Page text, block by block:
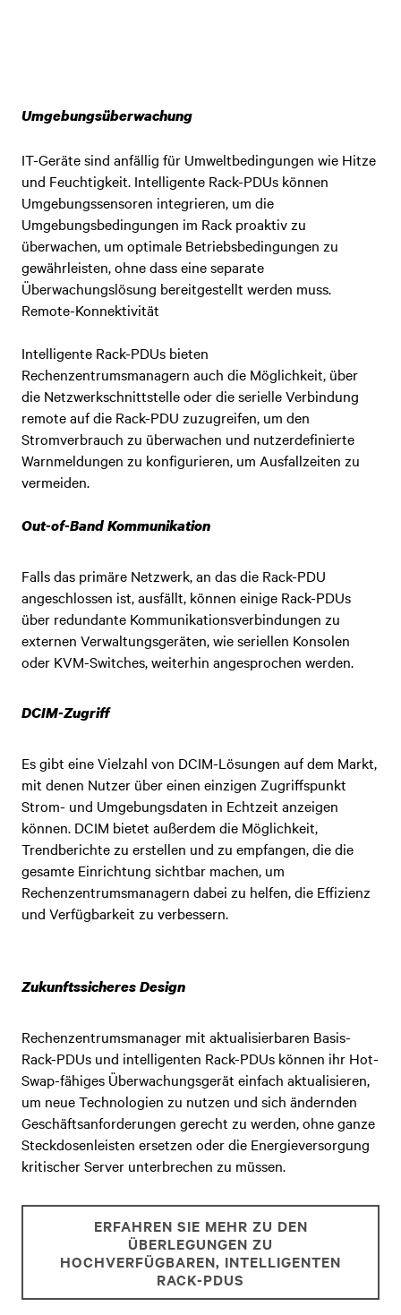
Umgebungsüberwachung
IT-Geräte sind anfällig für Umweltbedingungen wie Hitze
und Feuchtigkeit. Intelligente Rack-PDUs können
Umgebungssensoren integrieren, um die
Umgebungsbedingungen im Rack proaktiv zu
überwachen, um optimale Betriebsbedingungen zu
gewährleisten, ohne dass eine separate
Überwachungslösung bereitgestellt werden muss.
Remote-Konnektivität
Intelligente Rack-PDUs bieten
Rechenzentrumsmanagern auch die Möglichkeit, über
die Netzwerkschnittstelle oder die serielle Verbindung
remote auf die Rack-PDU zuzugreifen, um den
Stromverbrauch zu überwachen und nutzerdefinierte
Warnmeldungen zu konfigurieren, um Ausfallzeiten zu
vermeiden.
Out-of-Band Kommunikation
Falls das primäre Netzwerk, an das die Rack-PDU
angeschlossen ist, ausfällt, können einige Rack-PDUs
über redundante Kommunikationsverbindungen zu
externen Verwaltungsgeräten, wie seriellen Konsolen
oder KVM-Switches, weiterhin angesprochen werden.
DCIM-Zugriff
Es gibt eine Vielzahl von DCIM-Lösungen auf dem Markt,
mit denen Nutzer über einen einzigen Zugriffspunkt
Strom- und Umgebungsdaten in Echtzeit anzeigen
können. DCIM bietet außerdem die Möglichkeit,
Trendberichte zu erstellen und zu empfangen, die die
gesamte Einrichtung sichtbar machen, um
Rechenzentrumsmanagern dabei zu helfen, die Effizienz
und Verfügbarkeit zu verbessern.
Zukunftssicheres Design
Rechenzentrumsmanager mit aktualisierbaren Basis-
Rack-PDUs und intelligenten Rack-PDUs können ihr Hot-
Swap-fähiges Überwachungsgerät einfach aktualisieren,
um neue Technologien zu nutzen und sich ändernden
Geschäftsanforderungen gerecht zu werden, ohne ganze
Steckdosenleisten ersetzen oderdie Energieversorgung
kritischer Server unterbrechen zu müssen.
ERFAHREN SIE MEHR ZU DEN
ÜBERLEGUNGEN ZU
HOCHVERFÜGBAREN, INTELLIGENTEN
RACK-PDUS